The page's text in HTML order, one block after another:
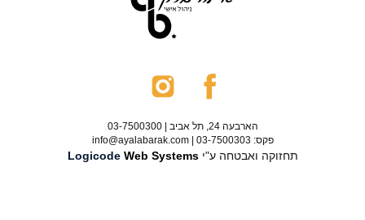
הארבעה 24, תל אביב | 03-7500300
פקס: 03-7500303 | info@ayalabarak.com
תחזוקה ואבטחה ע"י Logicode Web Systems